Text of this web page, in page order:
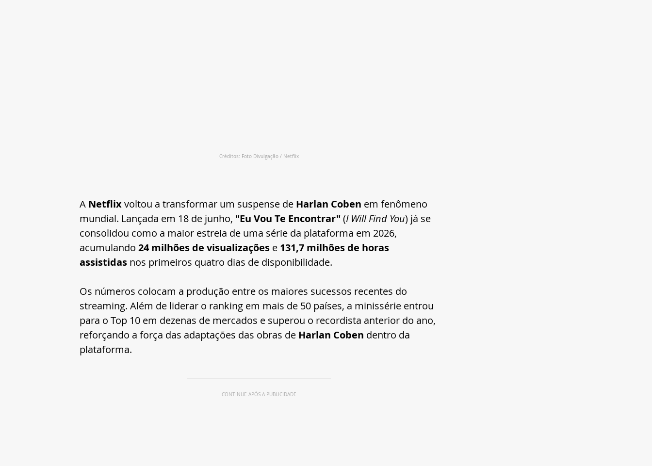
Créditos: Foto Divulgação / Netflix
A Netflix voltou a transformar um suspense de Harlan Coben em fenômeno
mundial. Lançada em 18 de junho, "Eu Vou Te Encontrar" (I Will Find You) já se
consolidou como a maior estreia de uma série da plataforma em 2026,
acumulando 24 milhões de visualizações e 131,7 milhões de horas
assistidas nos primeiros quatro dias de disponibilidade.
Os números colocam a produção entre os maiores sucessos recentes do
streaming. Além de liderar o ranking em mais de 50 países, a minissérie entrou
para o Top 10 em dezenas de mercados e superou o recordista anterior do ano,
reforçando a força das adaptações das obras de Harlan Coben dentro da
plataforma.
CONTINUE APÓS A PUBLICIDADE